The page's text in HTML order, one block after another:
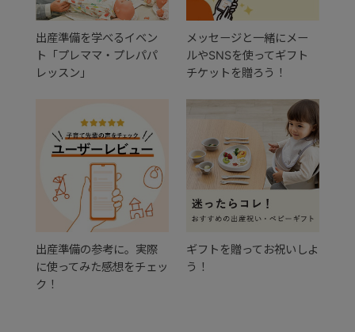
出産準備を学べるイベン
ト「プレママ・プレパパ
レッスン」
メッセージと一緒にメー
ルやSNSを使ってギフト
チケットを贈ろう！
出産準備の参考に。実際
に使ってみた感想をチェッ
ク！
ギフトを贈ってお祝いしよ
う！